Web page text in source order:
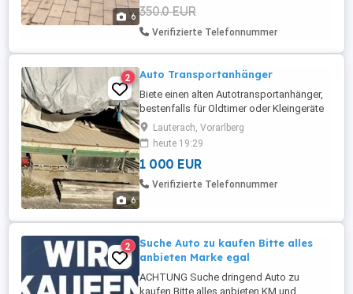
6
sehen die Felgen wieder richtig schick aus
Hinweis:Privatverkauf keine Garantie ...
350.0 EUR
Verifizierte Telefonnummer
6
2 Auto Transportanhänger
Biete einen alten Autotransportanhänger,
bestenfalls für Oldtimer oder Kleingeräte
an. Durchgehende Ladefläche, aber
Bordkante mit ca. 165cm Breite. Mit
Auffahrrampen, nicht kippbar. Ersatzreifen
ist natürlich vorhanden. Es sind BMW
Stahlfelgen montiert. Die
Lauterach, Vorarlberg
heute 19:29
1 000 EUR
Verifizierte Telefonnummer
2
Suche Auto zu kaufen Bitte alles
anbieten Marke egal
ACHTUNG Suche dringend Auto zu
kaufen Bitte alles anbieten KM und